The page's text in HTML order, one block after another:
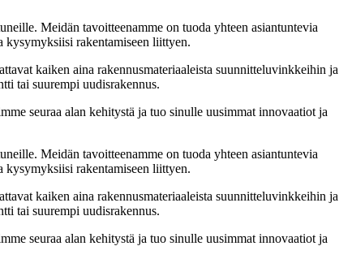
Meidän tavoitteenamme on tuoda yhteen asiantuntevia
kysymyksiisi rakentamiseen liittyen.
kaiken aina rakennusmateriaaleista suunnitteluvinkkeihin ja
tai suurempi uudisrakennus.
seuraa alan kehitystä ja tuo sinulle uusimmat innovaatiot ja
Meidän tavoitteenamme on tuoda yhteen asiantuntevia
kysymyksiisi rakentamiseen liittyen.
kaiken aina rakennusmateriaaleista suunnitteluvinkkeihin ja
tai suurempi uudisrakennus.
seuraa alan kehitystä ja tuo sinulle uusimmat innovaatiot ja